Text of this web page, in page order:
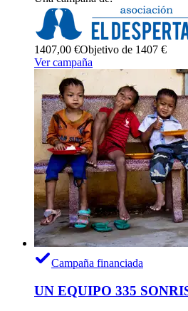
1407,00 €Objetivo de 1407 €
Ver campaña
Campaña financiada
UN EQUIPO 335